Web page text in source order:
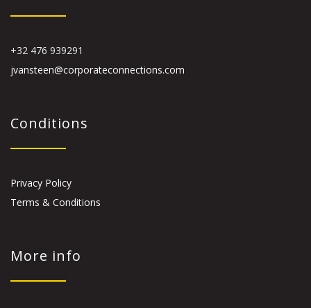
+32 476 939291
jvansteen@corporateconnections.com
Conditions
Privacy Policy
Terms & Conditions
More info